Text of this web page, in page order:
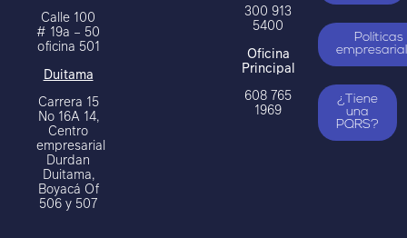
Calle 100
# 19a – 50
oficina 501
Duitama
Carrera 15
No 16A 14,
Centro
empresarial
Durdan
Duitama,
Boyacá Of
506 y 507
300 913
5400
Oficina
Principal
608 765
1969
Políticas
¿Tiene
una
PQRS?